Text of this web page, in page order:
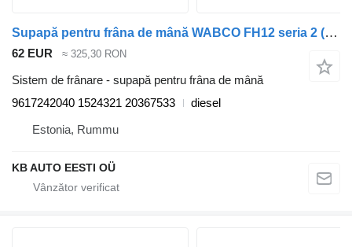
Supapă pentru frâna de mână WABCO FH12 seria 2 (01.02-) 9617242040 pentru cap tractor Volvo FH12, FH16, NH12, FH, VNL780 (1993-2014)
62 EUR ≈ 325,30 RON
Sistem de frânare - supapă pentru frâna de mână
9617242040 1524321 20367533
diesel
Estonia, Rummu
KB AUTO EESTI OÜ